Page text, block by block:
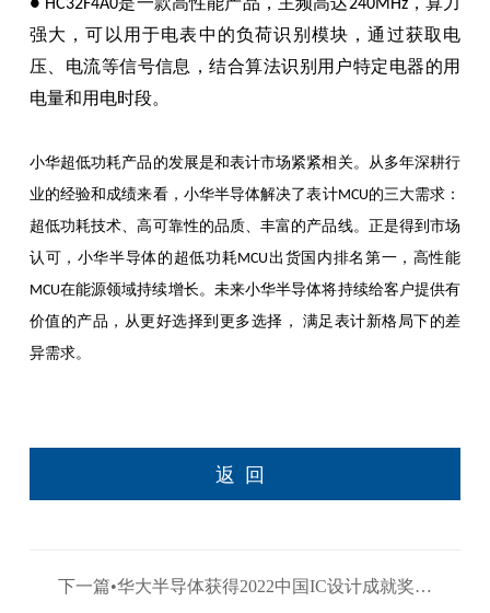
● HC32F4A0 240MHz
强大，可以用于电表中的负荷识别模块，通过获取电
压、电流等信号信息，结合算法识别用户特定电器的用
电量和用电时段。
小华超低功耗产品的发展是和表计市场紧紧相关。从多年深耕行
业的经验和成绩来看，小华半导体解决了表计MCU的三大需求：
超低功耗技术、高可靠性的品质、丰富的产品线。正是得到市场
认可，小华半导体的超低功耗 MCU出货国内排名第一，高性能
MCU在能源领域持续增长。未来小华半导体将持续给客户提供有
价值的产品，从更好选择到更多选择，
满足表计新格局下的差
异需求。
返回
下一篇•华大半导体获得2022中国IC设计成就奖之